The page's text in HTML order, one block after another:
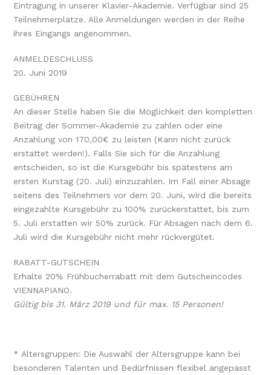
Eintragung in unserer Klavier-Akademie. Verfügbar sind 25
Teilnehmerplätze. Alle Anmeldungen werden in der Reihe
ihres Eingangs angenommen.
ANMELDESCHLUSS
20. Juni 2019
GEBÜHREN
An dieser Stelle haben Sie die Möglichkeit den kompletten
Beitrag der Sommer-Akademie zu zahlen oder eine
Anzahlung von 170,00€ zu leisten (Kann nicht zurück
erstattet werden!). Falls Sie sich für die Anzahlung
entscheiden, so ist die Kursgebühr bis spätestens am
ersten Kurstag (20. Juli) einzuzahlen. Im Fall einer Absage
seitens des Teilnehmers vor dem 20. Juni, wird die bereits
eingezahlte Kursgebühr zu 100% zurückerstattet, bis zum
5. Juli erstatten wir 50% zurück. Für Absagen nach dem 6.
Juli wird die Kursgebühr nicht mehr rückvergütet.
RABATT-GUTSCHEIN
Erhalte 20% Frühbucherrabatt mit dem Gutscheincodes
VIENNAPIANO.
Gültig bis 31. März 2019 und für max. 15 Personen!
* Altersgruppen: Die Auswahl der Altersgruppe kann bei
besonderen Talenten und Bedürfnissen flexibel angepasst